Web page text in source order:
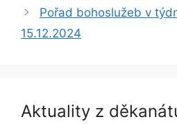
Pořad bohoslužeb v
15.12.2024
Aktuality z